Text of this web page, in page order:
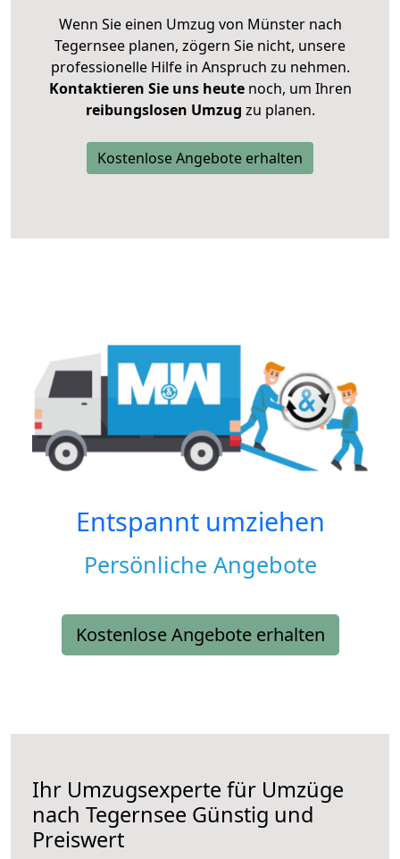
Wenn Sie einen Umzug von Münster nach
Tegernsee planen, zögern Sie nicht, unsere
professionelle Hilfe in Anspruch zu nehmen.
Kontaktieren Sie uns heutenoch, um Ihren
reibungslosen Umzug zu planen.
Kostenlose Angebote erhalten
Entspannt umziehen
Persönliche Angebote
Kostenlose Angebote erhalten
Ihr Umzugsexperte für Umzüge
nach Tegernsee Günstig und
Preiswert